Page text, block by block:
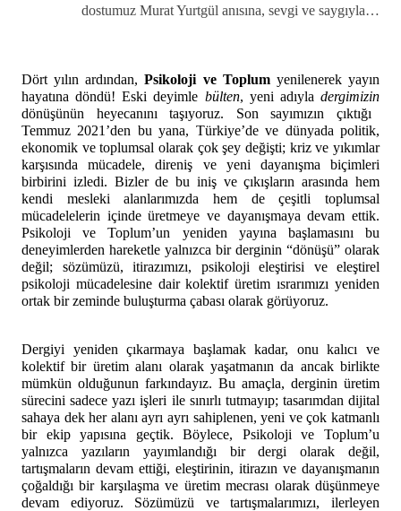
dostumuz Murat Yurtgül anısına, sevgi ve saygıyla…
Dört yılın ardından,Psikoloji ve Toplumyenilenerek yayın
hayatına döndü! Eski deyimle bülten, yeni adıyladergimizin
dönüşünün heyecanını taşıyoruz. Son sayımızın çıktığı
Temmuz 2021’den bu yana, Türkiye’de ve dünyada politik,
ekonomik ve toplumsal olarak çok şey değişti; kriz ve yıkımlar
karşısında mücadele, direniş ve yeni dayanışma biçimleri
birbirini izledi. Bizler de bu iniş ve çıkışların arasında hem
kendi mesleki alanlarımızda hem de çeşitli toplumsal
mücadelelerin içinde üretmeye ve dayanışmaya devam ettik.
Psikoloji ve Toplum’un yeniden yayına başlamasını bu
deneyimlerden hareketle yalnızca bir derginin “dönüşü” olarak
değil; sözümüzü, itirazımızı, psikoloji eleştirisi ve eleştirel
psikoloji mücadelesine dair kolektif üretim ısrarımızı yeniden
ortak bir zeminde buluşturma çabası olarak görüyoruz.
Dergiyi yeniden çıkarmaya başlamak kadar, onu kalıcı ve
kolektif bir üretim alanı olarak yaşatmanın da ancak birlikte
mümkün olduğunun farkındayız. Bu amaçla, derginin üretim
sürecini sadece yazı işleri ile sınırlı tutmayıp; tasarımdan dijital
sahaya dek her alanı ayrı ayrı sahiplenen, yeni ve çok katmanlı
bir ekip yapısına geçtik. Böylece, Psikoloji ve Toplum’u
yalnızca yazıların yayımlandığı bir dergi olarak değil,
tartışmaların devam ettiği, eleştirinin, itirazın ve dayanışmanın
çoğaldığı bir karşılaşma ve üretim mecrası olarak düşünmeye
devam ediyoruz. Sözümüzü ve tartışmalarımızı, ilerleyen